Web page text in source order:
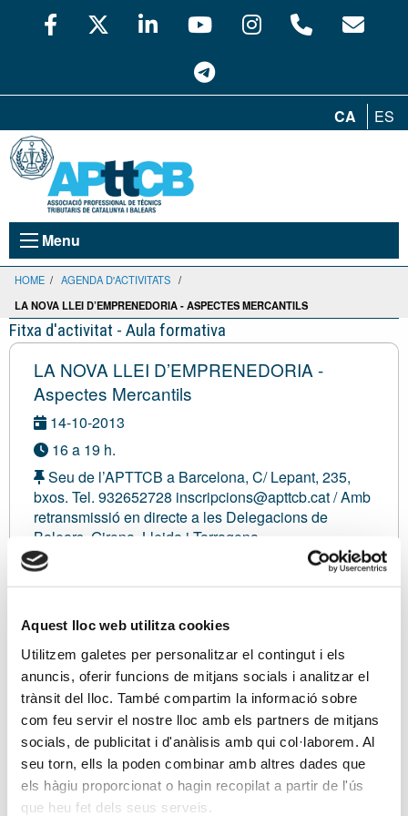
Aquest lloc web utilitza cookies
Utilitzem galetes per personalitzar el contingut i els
anuncis, oferir funcions de mitjans socials i analitzar el
trànsit del lloc. També compartim la informació sobre
com feu servir el nostre lloc amb els partners de mitjans
socials, de publicitat i d'anàlisis amb qui col·laborem. Al
seu torn, ells la poden combinar amb altres dades que
els hàgiu proporcionat o hagin recopilat a partir de l'ús
que heu fet dels seus serveis.
CA ES
Menu
HOME / AGENDA D'ACTIVITATS /
LA NOVA LLEI D’EMPRENEDORIA - ASPECTES MERCANTILS
Fitxa d'activitat - Aula formativa
LA NOVA LLEI D’EMPRENEDORIA -
Aspectes Mercantils
14-10-2013
16 a 19 h.
Seu de l’APTTCB a Barcelona, C/ Lepant, 235,
bxos. Tel. 932652728 inscripcions@apttcb.cat / Amb
retransmissió en directe a les Delegacions de
Balears, Girona, Lleida i Tarragona
Sense inscripció
Modalitat sense definir
Inscripció gratuïta:0,00 €
Sóc associat/ada
Ponents
Dr. José Manuel Calavia Molinero, Catedràtic de